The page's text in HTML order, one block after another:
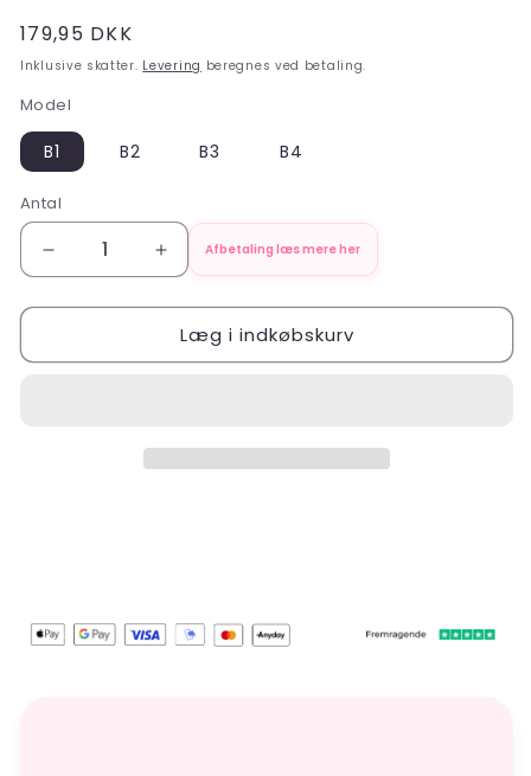
Normalpris
179,95 DKK
Inklusive skatter. Levering beregnes ved betaling.
Model
B1 B2 B3 B4
Antal
Antal
Reducer
antallet
for
Aluminium
Øg
antallet
for
Premium
Aluminium
Afbetaling læs mere her
Læg i indkøbskurv